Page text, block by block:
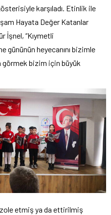
karşıladı. Etinlik ile
Hayata Değer Katanlar
İşnel, “Kıymetli
gününün heyecanını bizimle
görmek bizim için büyük
etmiş ya da ettirilmiş